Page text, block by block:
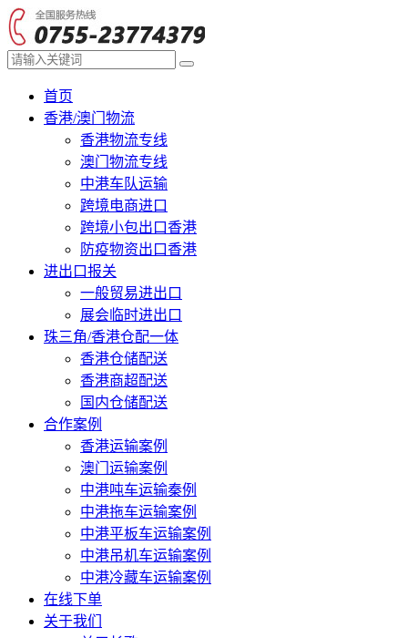
首页
香港/澳门物流
香港物流专线
澳门物流专线
中港车队运输
跨境电商进口
跨境小包出口香港
防疫物资出口香港
进出口报关
一般贸易进出口
展会临时进出口
珠三角/香港仓配一体
香港仓储配送
香港商超配送
国内仓储配送
合作案例
香港运输案例
澳门运输案例
中港吨车运输秦例
中港拖车运输案例
中港平板车运输案例
中港吊机车运输案例
中港冷藏车运输案例
在线下单
关于我们